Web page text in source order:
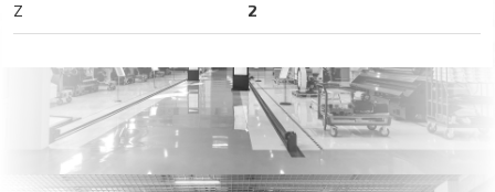
Z 2